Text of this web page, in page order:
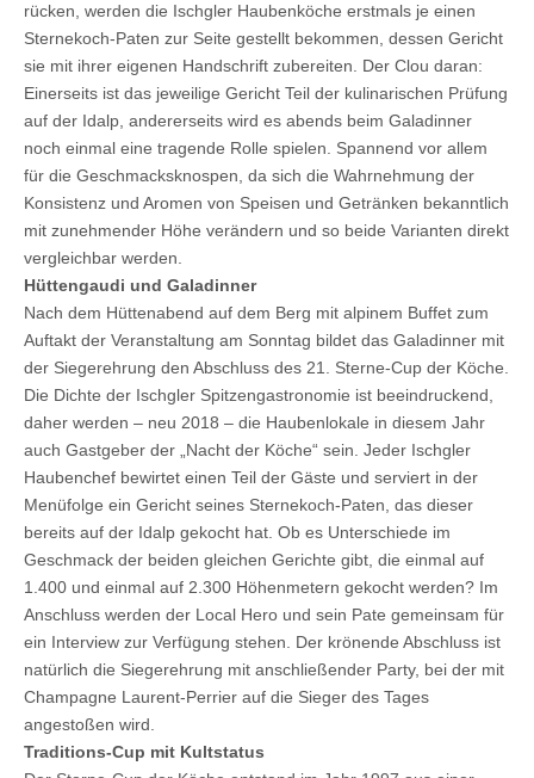
rücken, werden die Ischgler Haubenköche erstmals je einen
Sternekoch-Paten zur Seite gestellt bekommen, dessen Gericht
sie mit ihrer eigenen Handschrift zubereiten. Der Clou daran:
Einerseits ist das jeweilige Gericht Teil der kulinarischen Prüfung
auf der Idalp, andererseits wird es abends beim Galadinner
noch einmal eine tragende Rolle spielen. Spannend vor allem
für die Geschmacksknospen, da sich die Wahrnehmung der
Konsistenz und Aromen von Speisen und Getränken bekanntlich
mit zunehmender Höhe verändern und so beide Varianten direkt
vergleichbar werden.
Hüttengaudi und Galadinner
Nach dem Hüttenabend auf dem Berg mit alpinem Buffet zum
Auftakt der Veranstaltung am Sonntag bildet das Galadinner mit
der Siegerehrung den Abschluss des 21. Sterne-Cup der Köche.
Die Dichte der Ischgler Spitzengastronomie ist beeindruckend,
daher werden – neu 2018 – die Haubenlokale in diesem Jahr
auch Gastgeber der „Nacht der Köche“ sein. Jeder Ischgler
Haubenchef bewirtet einen Teil der Gäste und serviert in der
Menüfolge ein Gericht seines Sternekoch-Paten, das dieser
bereits auf der Idalp gekocht hat. Ob es Unterschiede im
Geschmack der beiden gleichen Gerichte gibt, die einmal auf
1.400 und einmal auf 2.300 Höhenmetern gekocht werden? Im
Anschluss werden der Local Hero und sein Pate gemeinsam für
ein Interview zur Verfügung stehen. Der krönende Abschluss ist
natürlich die Siegerehrung mit anschließender Party, bei der mit
Champagne Laurent-Perrier auf die Sieger des Tages
angestoßen wird.
Traditions-Cup mit Kultstatus